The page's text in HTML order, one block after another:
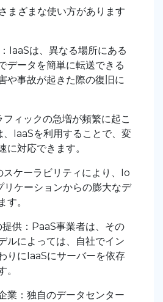
まざまな使い方があります
IaaSは、異なる場所にある
データを簡単に転送できる
や事故が起きた際の復旧に
フィックの急増が頻繁に起こ
、IaaSを利用することで、変
に対応できます。
スケーラビリティにより、Io
リケーションからの膨大なデ
す。
提供：PaaS事業者は、その
ルによっては、自社でイン
りにIaaSにサーバーを依存
。
業：独自のデータセンター